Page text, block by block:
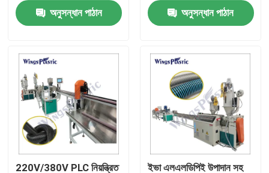
যোগাযোগ করুন
প্লাস্টিক পাইপ এক্সট্রুডার মেশিন
প্লাস্টিক পাইপ এক্সট্রুশন লাইন
প্লাস্টিক টিউব এক্সট্রুডার মেশিন
এইচডিপিই পাইপ এক্সট্রুডার মেশিন
অনুসন্ধান পাঠান
অনুসন্ধান পাঠান
220V/380V PLC নিয়ন্ত্রিত ইভা এলএলডিপিই উপাদান সহ